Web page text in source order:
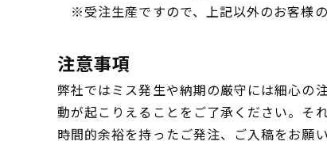
※受注生産ですので、上記以外のお客様
注意事項
弊社ではミス発生や納期の厳守には細心の
動が起こりえることをご了承ください。そ
時間的余裕を持ったご発注、ご入稿をお願い